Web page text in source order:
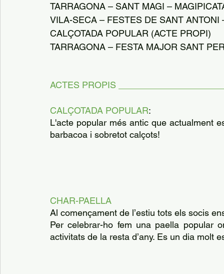
TARRAGONA – SANT MAGI –
VILA-SECA – FESTES DE SANT ANTONI
CALÇOTADA POPULAR (ACTE PROPI)
TARRAGONA – FESTA MAJOR SANT
ACTES PROPIS
CALÇOTADA POPULAR:
L'acte popular més antic que actualment
barbacoa i sobretot calçots!
CHAR-PAELLA
Al començament de l’estiu tots els socis
Per celebrar-ho fem una paella popular
activitats de la resta d’any. Es un dia molt